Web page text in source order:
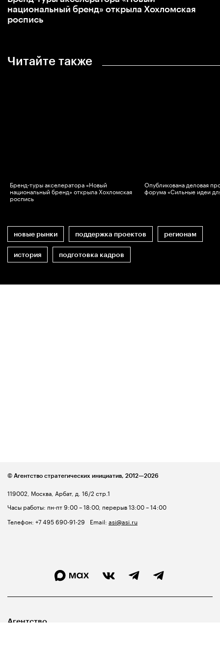
Читайте также
Бренд-туры акселератора «Новый
национальный бренд» открыла Хохломская
роспись
Опубликована деловая
форума «Сильные идеи
новые рынки поддержка проектов регионам
история подготовка кадров
национальный бренд» открыла Хохломская
роспись
119002, Москва, Арбат, д. 16/2 стр.1
Часы работы: пн-пт 9:00 – 18:00, перерыв 13:00 – 14:00
Телефон: +7 495 690-91-29 Email: asi@asi.ru
© Агентство стратегических инициатив, 2012—2026
Агентство